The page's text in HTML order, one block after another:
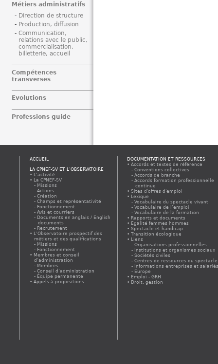
Métiers administratifs
Direction de structure
Production, diffusion
Communication,
relations avec le public,
commercialisation,
billetterie, accueil
Compétences
transverses
Evolutions
Professions guide
ACCUEIL
LA CPNEF-SV ET L’OBSERVATOIRE
L’activité
La CPNEF-SV
Missions
Actions
Création
Champs et représentativité
Fonctionnement
Avis et courriers
Documents en anglais / English
documents
Recrutement
L’Observatoire prospectif des
métiers et des qualifications
Missions
Fonctionnement
Membres et conseil
d’administration
Membres
Conseil d’administration
Équipe permanente
Appels à propositions
DOCUMENTATION ET RESSOURCES
Accords et textes de référence
Conventions collectives
Accords de branche
Accords formation professionnelle
continue
Sites d'offres d'emploi
Lexique
Vocabulaire du spectacle vivant
Vocabulaire de l’emploi
Vocabulaire de la formation
Rapports et documents
Egalité femmes hommes
Spectacle et handicap
Transition écologique
Liens
Organisations professionnelles
Institutions et organismes sociaux
Sociétés civiles
Centres de ressources du spectacle
Informations entreprises et
Europe
Emploi - GRH
Droit, gestion